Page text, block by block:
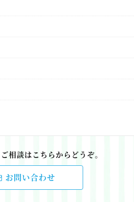
相談はこちらからどうぞ。
お問い合わせ